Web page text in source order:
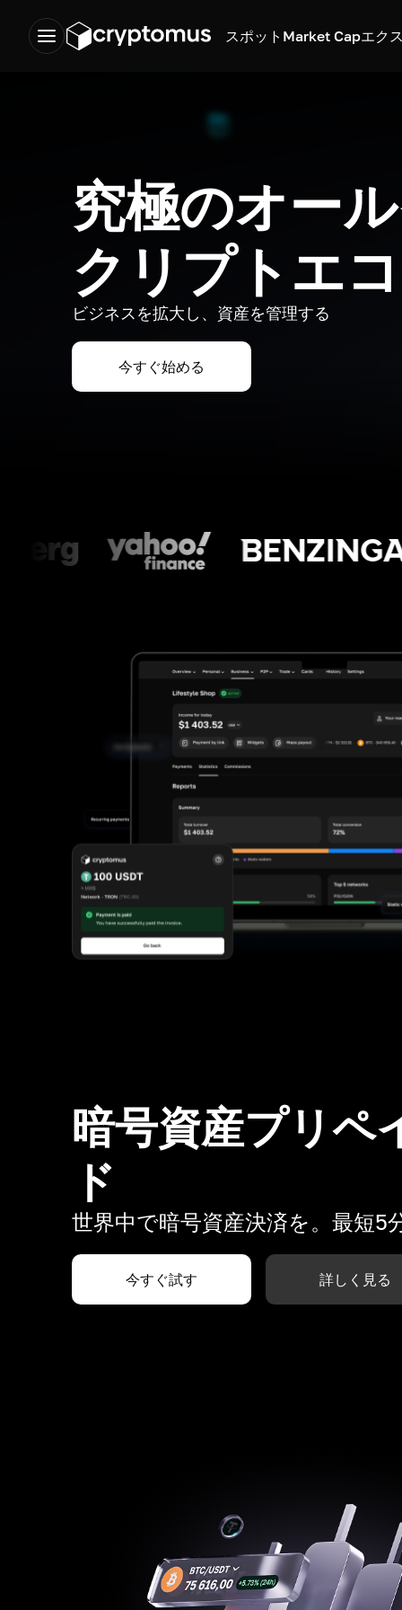
スポット Market Capエク
究極のオー
クリプトエ
ビジネスを拡大し、資産を管理する
今すぐ始める
暗号資産プリペ
ド
世界中で暗号資産決済を。最短5
今すぐ試す 詳しく見る